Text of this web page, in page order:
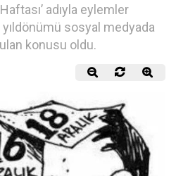
adıyla eylemler
sosyal medyada
konusu oldu.